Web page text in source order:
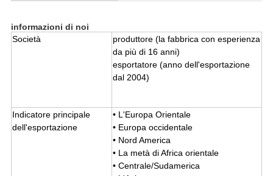
informazioni di noi
Società
produttore (la fabbrica con esperienza
da più di 16 anni)
esportatore (anno dell'esportazione
dal 2004)
Indicatore principale
dell'esportazione
• L'Europa Orientale
• Europa occidentale
• Nord America
• La metà di Africa orientale
• Centrale/Sudamerica